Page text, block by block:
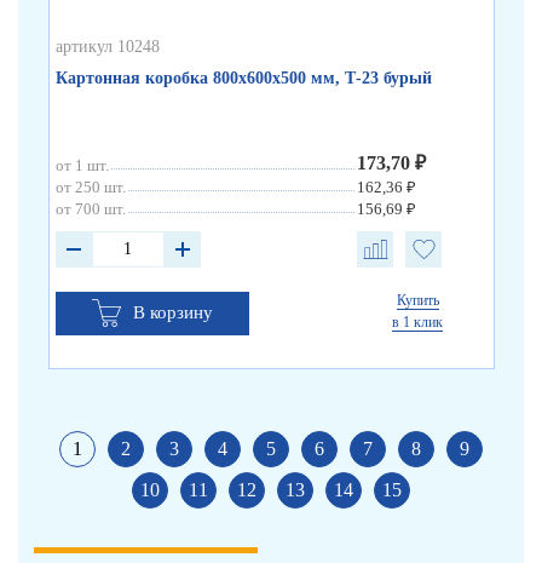
артикул 10248
Картонная коробка 800х600х500 мм, Т-23 бурый
от 1 шт. 173,70 ₽
от 250 шт.
162,36 ₽
от 700 шт.
156,69 ₽
В корзину
Купить
в 1 клик
1 2 3 4 5 6 7 8
9
10
11 12 13 14 15